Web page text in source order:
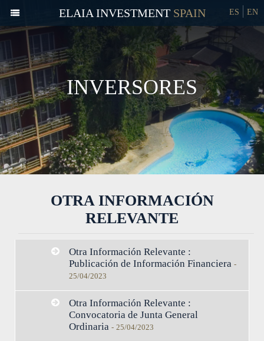
ELAIA INVESTMENT ES EN
INVERSORES
OTRA INFORMACIÓN
RELEVANTE
Otra Información Relevante :
Publicación de Información Financiera -
25/04/2023
Otra Información Relevante :
Convocatoria de Junta General
Ordinaria - 25/04/2023